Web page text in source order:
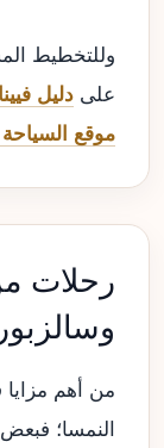
وللتخطيط
على دليل
موقع السياحة
رحلات
من أهم مزايا
النمسا؛